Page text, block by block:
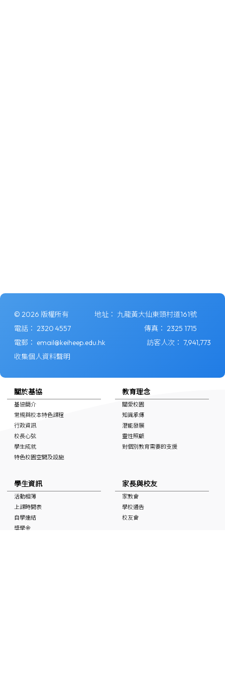
© 2026 版權所有 地址： 九龍黃大仙東頭村道161號
電話： 2320 4557 傳真： 2325 1715
電郵： email@keiheep.edu.hk 訪客人次： 7,941,773
收集個人資料聲明
關於基協
基協簡介
常規與校本特色課程
行政資訊
校長心弦
學生成就
特色校園空間及設施
教育理念
關愛校園
知識承傳
潛能發展
靈性照顧
對個別教育需要的支援
學生資訊
活動相簿
上課時間表
自學連結
獎學金
家長與校友
家教會
學校通告
校友會